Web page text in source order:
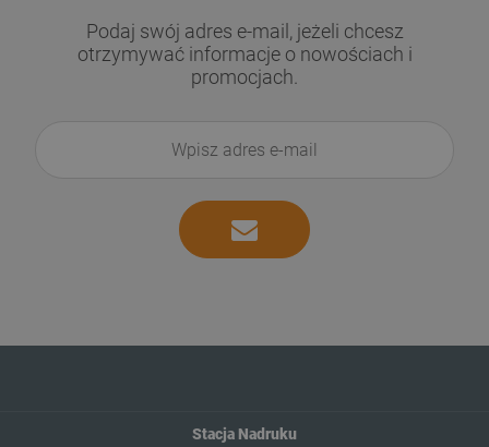
Podaj swój adres e-mail, jeżeli chcesz
otrzymywać informacje o nowościach i
promocjach.
Stacja Nadruku